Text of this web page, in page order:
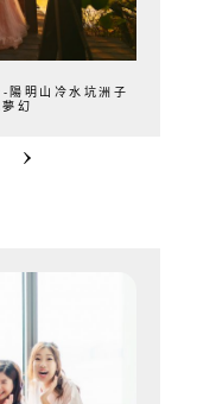
明山冷水坑洲子
幻
›